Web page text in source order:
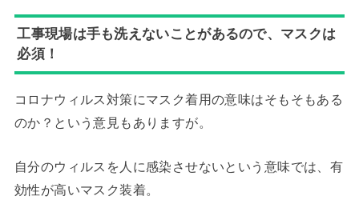
工事現場は手も洗えないことがあるので、マスクは
必須！
コロナウィルス対策にマスク着用の意味はそもそもある
のか？という意見もありますが。
自分のウィルスを人に感染させないという意味では、有
効性が高いマスク装着。